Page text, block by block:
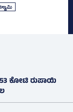
ಕೋಟಿ ರುಪಾಯಿ